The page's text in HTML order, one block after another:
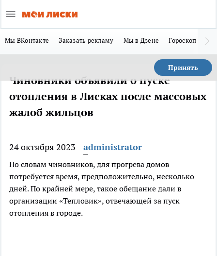
Мы ВКонтакте Заказать рекламу Мы в Дзене Гороскоп
Принять
Чиновники объявили о пуске
отопления в Лисках после массовых
жалоб жильцов
24 октября 2023 administrator
По словам чиновников, для прогрева домов
потребуется время, предположительно, несколько
дней. По крайней мере, такое обещание дали в
организации «Тепловик», отвечающей за пуск
отопления в городе.